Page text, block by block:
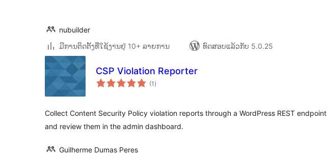
nubuilder
ມີການຕິດຕັ້ງທີ່ໃຊ້ງານຢູ່ 10+ ລາຍການ
ທົດສອບແລ້ວກັບ 5.0.25
CSP Violation Reporter
(1 ຄະແນນ
ທັງໝົດ
)
Collect Content Security Policy violation reports through a WordPress REST endpoint
and review them in the admin dashboard.
Guilherme Dumas Peres